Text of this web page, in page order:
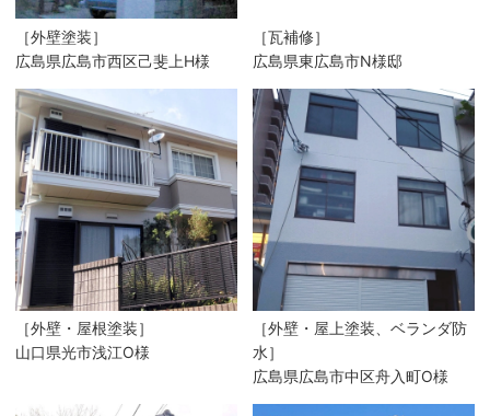
［外壁塗装］
広島県広島市西区己斐上H様
［瓦補修］
広島県東広島市N様邸
［外壁・屋根塗装］
山口県光市浅江O様
［外壁・屋上塗装、ベランダ防
水］
広島県広島市中区舟入町O様